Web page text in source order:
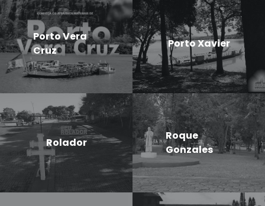
Porto Vera
Cruz
Porto Xavier
Rolador
Roque
Gonzales